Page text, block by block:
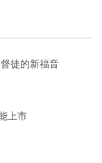
徒的新福音
上市